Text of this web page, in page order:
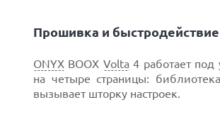
Прошивка и быстродействие
ONYX BOOX Volta4 работает под
на четыре страницы:
вызывает шторку настроек.